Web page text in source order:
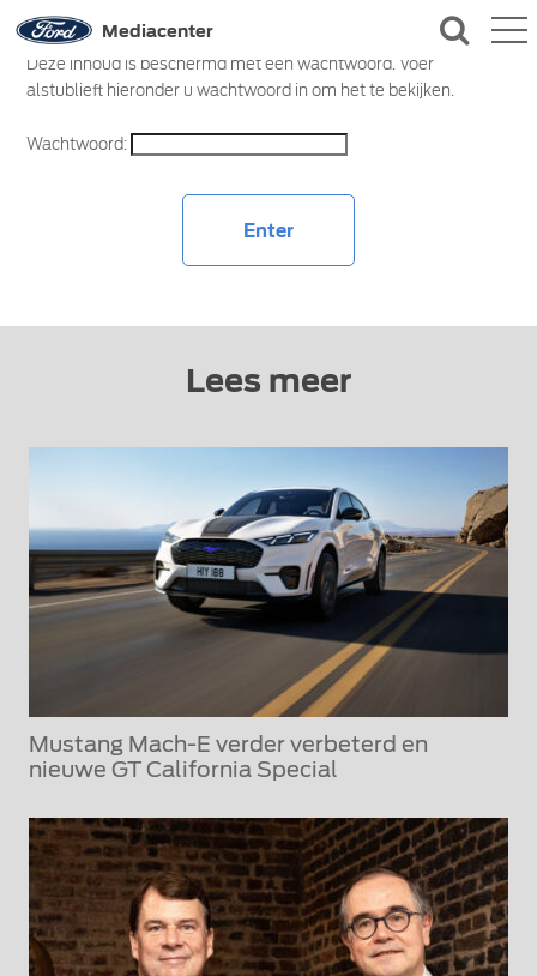
Mediacenter
CONTACT
Deze inhoud is beschermd met een wachtwoord. Voer
alstublieft hieronder u wachtwoord in om het te bekijken.
Wachtwoord:
Lees meer
Mustang Mach-E verder verbeterd en
nieuwe GT California Special